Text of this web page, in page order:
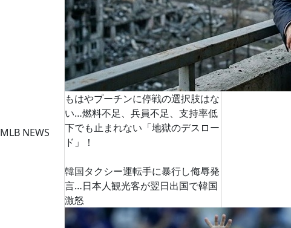
MLB NEWS
もはやプーチンに停戦の選択肢はな
い…燃料不足、兵員不足、支持率低
下でも止まれない「地獄のデスロー
ド」！
韓国タクシー運転手に暴行し侮辱発
言…日本人観光客が翌日出国で韓国
激怒